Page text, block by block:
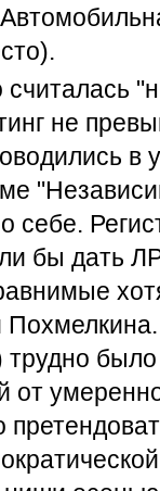
считалась
не
в
себе.
бы дать
было
от